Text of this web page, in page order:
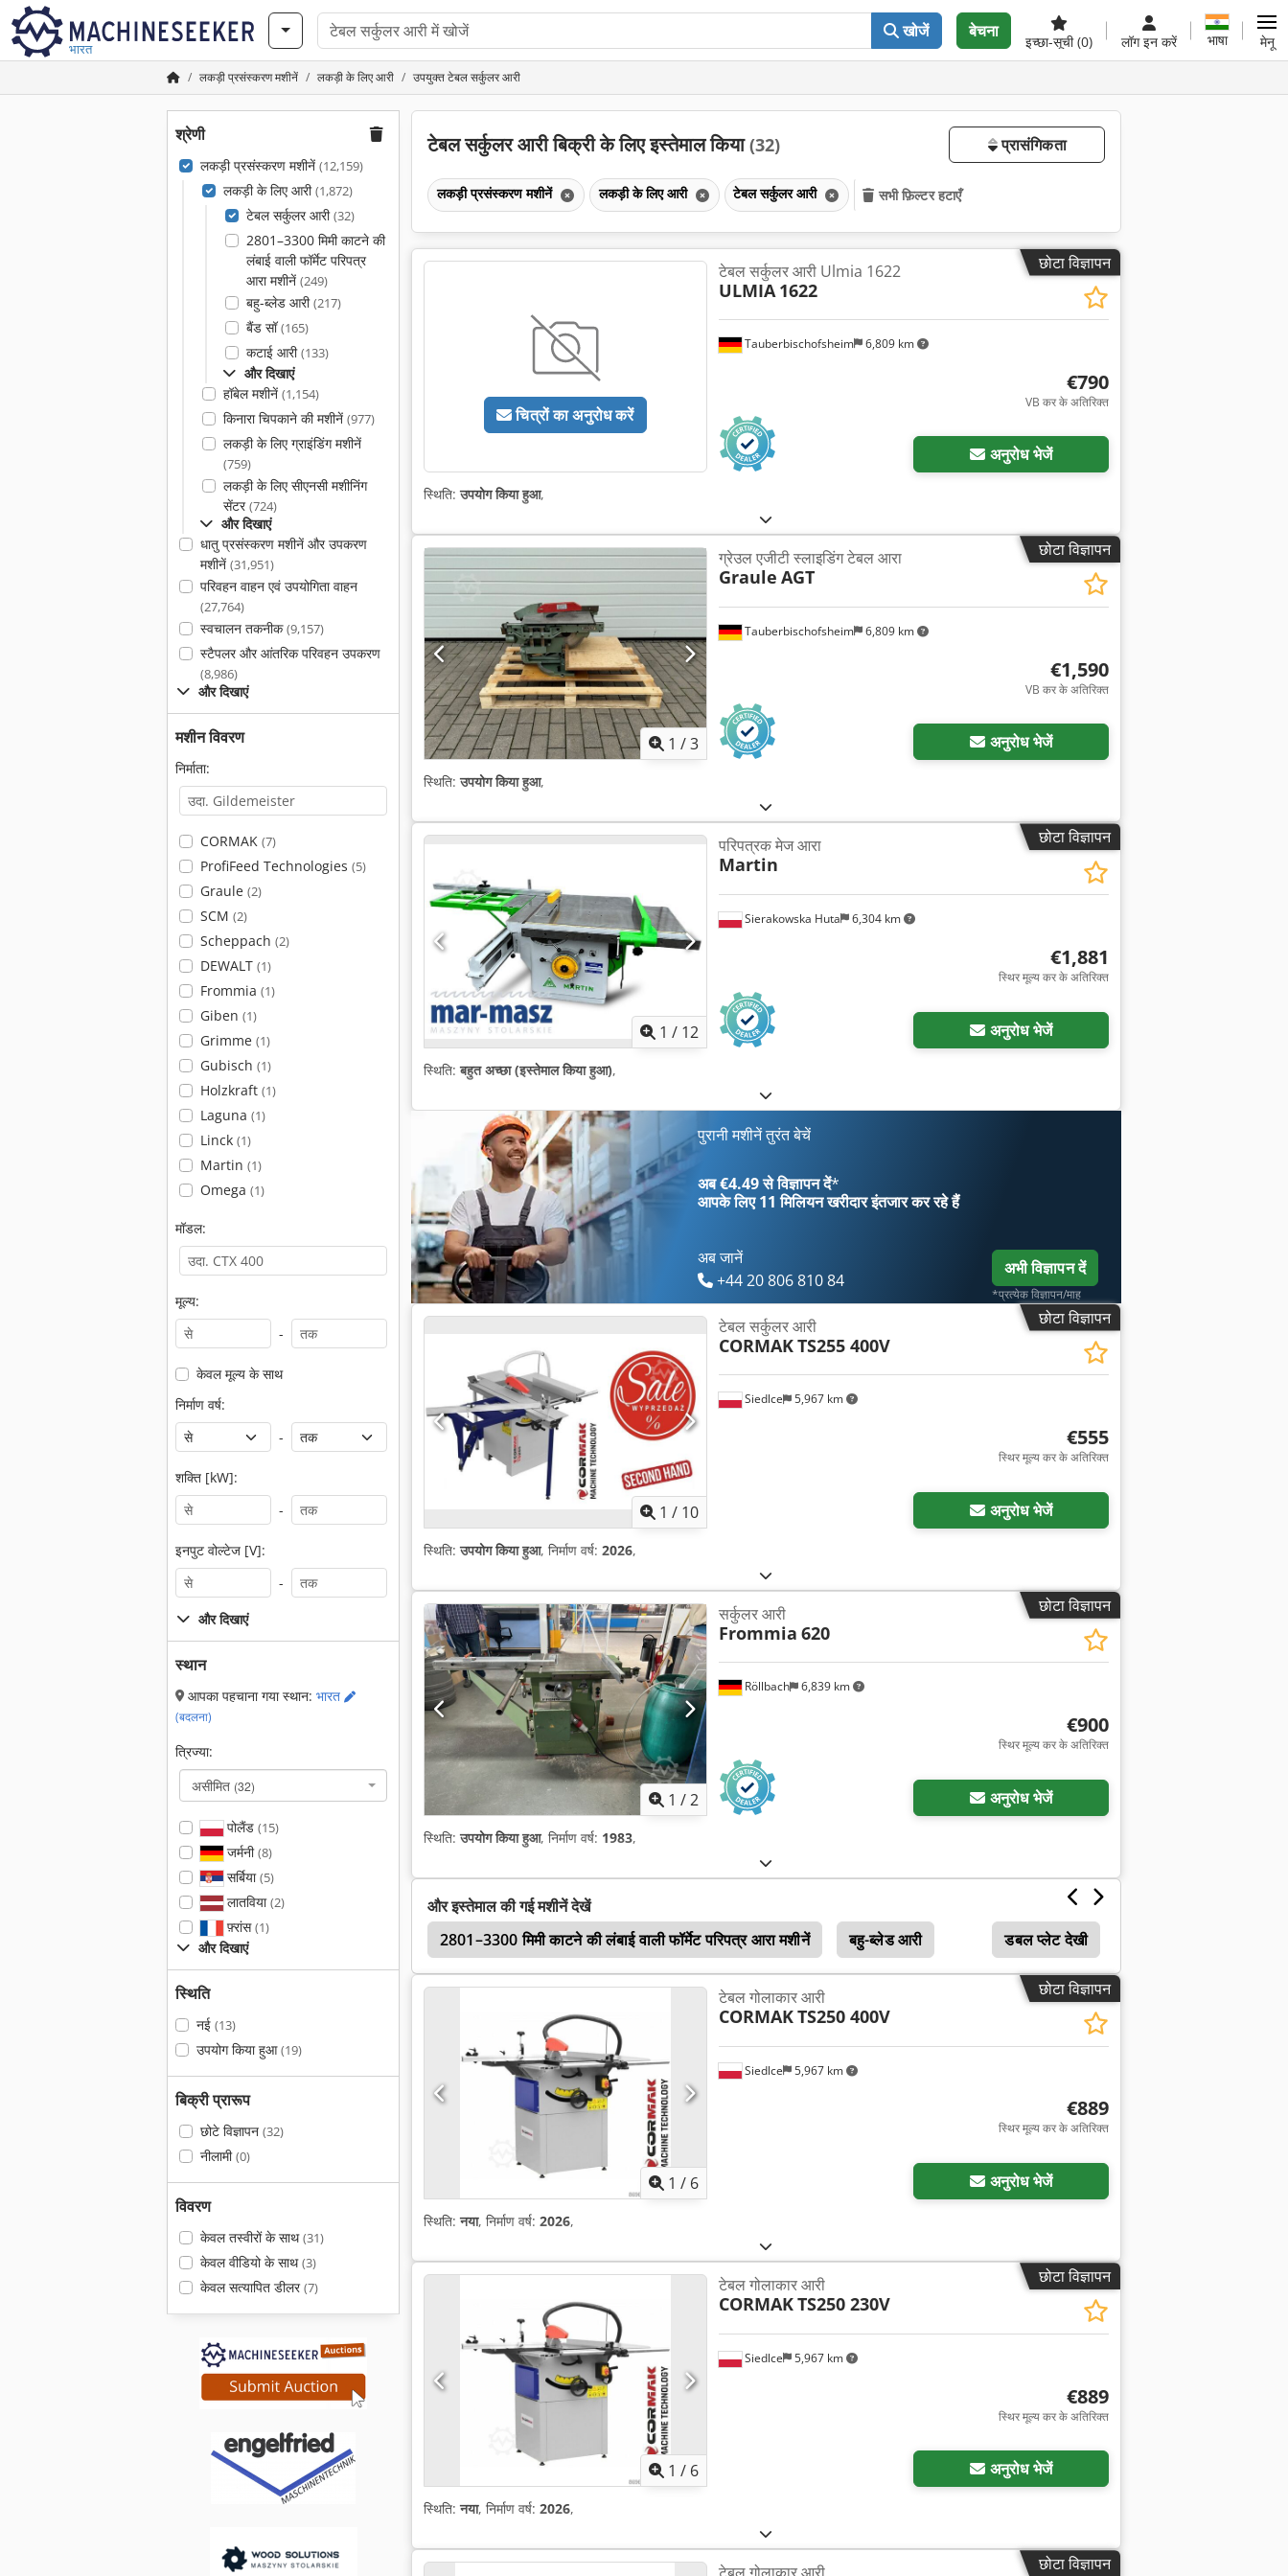
भारत
खोजें बेचना
इच्छा-सूची(0) लॉग इन करें भाषा मेनू
लकड़ी प्रसंस्करण मशीनें लकड़ी के लिए आरी उपयुक्त टेबल सर्कुलर आरी
श्रेणी
लकड़ी प्रसंस्करण मशीनें (12,159)
लकड़ी के लिए आरी(1,872)
टेबल सर्कुलर आरी(32)
2801–3300 मिमी काटने की
लंबाई वाली फॉर्मेट परिपत्र
आरा मशीनें (249)
बहु-ब्लेड आरी(217)
बैंड सॉ(165)
कटाई आरी(133)
और दिखाएं
हॉबेल मशीनें (1,154)
किनारा चिपकाने की मशीनें (977)
लकड़ी के लिए ग्राइंडिंग मशीनें
(759)
लकड़ी के लिए सीएनसी मशीनिंग
सेंटर(724)
और दिखाएं
धातु प्रसंस्करण मशीनें और उपकरण
मशीनें (31,951)
परिवहन वाहन एवं उपयोगिता वाहन
(27,764)
स्वचालन तकनीक(9,157)
स्टैपलर और आंतरिक परिवहन उपकरण
(8,986)
और दिखाएं
मशीन विवरण
निर्माता:
CORMAK (7)
ProfiFeed Technologies (5)
Graule (2)
SCM (2)
Scheppach (2)
DEWALT (1)
Frommia (1)
Giben (1)
Grimme (1)
Gubisch (1)
Holzkraft (1)
Laguna (1)
Linck (1)
Martin (1)
Omega (1)
मॉडल:
मूल्य:
-
केवल मूल्य के साथ
निर्माण वर्ष:
-
शक्ति [kW]:
-
इनपुट वोल्टेज [V]:
-
और दिखाएं
स्थान
आपका पहचाना गया स्थान: भारत
(बदलना)
त्रिज्या:
असीमित (32)
पोलैंड (15)
जर्मनी(8)
सर्बिया(5)
लातविया(2)
फ़्रांस(1)
और दिखाएं
स्थिति
नई (13)
उपयोग किया हुआ(19)
बिक्री प्रारूप
छोटे विज्ञापन (32)
नीलामी(0)
विवरण
केवल तस्वीरों के साथ(31)
केवल वीडियो के साथ(3)
केवल सत्यापित डीलर(7)
टेबल सर्कुलर आरी बिक्री के लिए इस्तेमाल किया(32) प्रासंगिकता
लकड़ी प्रसंस्करण मशीनें लकड़ी के लिए आरी टेबल सर्कुलर आरी सभी फ़िल्टर हटाएँ
छोटा विज्ञापन
चित्रों का अनुरोध करें
Tauberbischofsheim 6,809 km
टेबल सर्कुलर आरी Ulmia 1622
ULMIA 1622
€790
VB कर के अतिरिक्त
अनुरोध भेजें
स्थिति:उपयोग किया हुआ,
छोटा विज्ञापन
1 /3
Tauberbischofsheim 6,809 km
ग्रेउल एजीटी स्लाइडिंग टेबल आरा
Graule AGT
€1,590
VB कर के अतिरिक्त
अनुरोध भेजें
स्थिति:उपयोग किया हुआ,
छोटा विज्ञापन
1 / 12
Sierakowska Huta 6,304 km
परिपत्रक मेज आरा
Martin
€1,881
स्थिर मूल्य कर के अतिरिक्त
अनुरोध भेजें
स्थिति:बहुत अच्छा (इस्तेमाल किया हुआ),
पुरानी मशीनें तुरंत बेचें
अब €4.49 से विज्ञापन दें*
आपके लिए11 मिलियन खरीदारइंतजार कर रहे हैं
अब जानें
+44 20 806 810 84
अभी विज्ञापन दें
*प्रत्येक विज्ञापन/माह
छोटा विज्ञापन
1 / 10
Siedlce 5,967 km
टेबल सर्कुलर आरी
CORMAKTS255 400V
€555
स्थिर मूल्य कर के अतिरिक्त
अनुरोध भेजें
स्थिति:उपयोग किया हुआ, निर्माण वर्ष: 2026,
छोटा विज्ञापन
अधिक चित्रों का अनुरोध करें
1 /2
Röllbach 6,839 km
सर्कुलर आरी
Frommia 620
€900
स्थिर मूल्य कर के अतिरिक्त
अनुरोध भेजें
स्थिति:उपयोग किया हुआ, निर्माण वर्ष: 1983,
और इस्तेमाल की गई मशीनें देखें
2801–3300 मिमी काटने की लंबाई वाली फॉर्मेट परिपत्र आरा मशीनें
बहु-ब्लेड आरी डबल प्लेट देखी
छोटा विज्ञापन
1 / 6
Siedlce 5,967 km
टेबल गोलाकार आरी
CORMAKTS250 400V
€889
स्थिर मूल्य कर के अतिरिक्त
अनुरोध भेजें
स्थिति:नया, निर्माण वर्ष: 2026,
छोटा विज्ञापन
1 / 6
Siedlce 5,967 km
टेबल गोलाकार आरी
CORMAKTS250 230V
€889
स्थिर मूल्य कर के अतिरिक्त
अनुरोध भेजें
स्थिति:नया, निर्माण वर्ष: 2026,
छोटा विज्ञापन